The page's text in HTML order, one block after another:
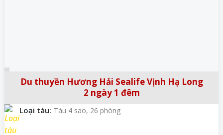
Du thuyền Hương Hải Sealife Vịnh Hạ Long
2 ngày 1 đêm
Loại tàu: Tàu 4 sao, 26 phòng